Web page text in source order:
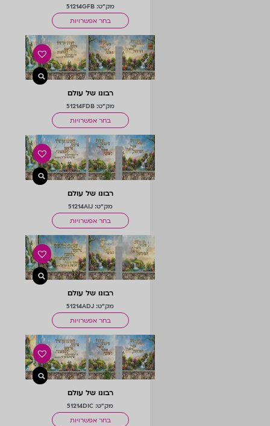
מק"ט: 51214GFB
בחר אפשרויות
רבונו של עולם
מק"ט: 51214FDB
בחר אפשרויות
רבונו של עולם
מק"ט: 51214AIJ
בחר אפשרויות
רבונו של עולם
מק"ט: 51214ADJ
בחר אפשרויות
רבונו של עולם
מק"ט: 51214DIC
בחר אפשרויות